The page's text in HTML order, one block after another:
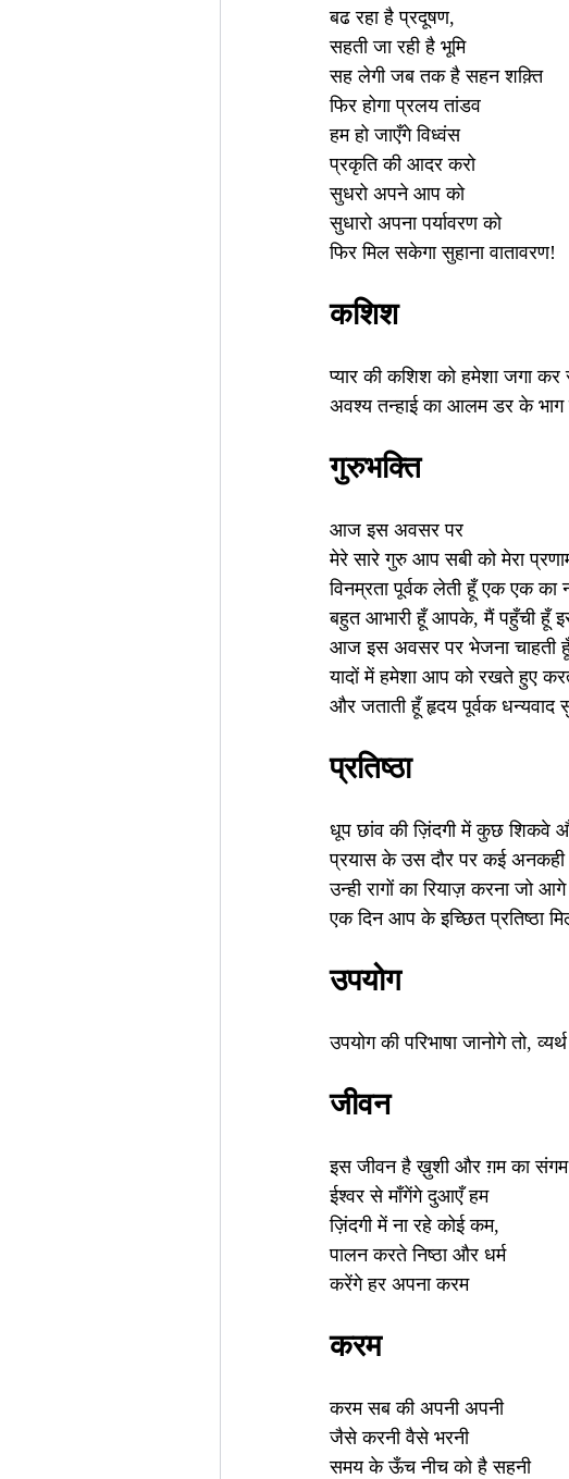
बढ रहा है प्रदूषण,
सहती जा रही है भूमि
सह लेगी जब तक है सहन शक़्ति
फिर होगा प्रलय तांडव
हम हो जाएँगे विध्वंस
प्रकृति की आदर करो
सुधरो अपने आप को
सुधारो अपना पर्यावरण को
फिर मिल सकेगा सुहाना वातावरण!
कशिश
प्यार की कशिश को हमेशा जगा कर
अवश्य तन्हाई का आलम डर के भाग
गुरुभक्ति
आज इस अवसर पर
मेरे सारे गुरु आप सबी को मेरा
विनम्रता पूर्वक लेती हूँ एक एक का
बहुत आभारी हूँ आपके, मैं पहुँची हूँ
आज इस अवसर पर भेजना चाहती
यादों में हमेशा आप को रखते हुए
और जताती हूँ हृदय पूर्वक धन्यवाद
प्रतिष्ठा
धूप छांव की ज़िंदगी में कुछ शिकवे
प्रयास के उस दौर पर कई
उन्ही रागों का रियाज़ करना जो
एक दिन आप के इच्छित प्रतिष्ठा
उपयोग
उपयोग की परिभाषा जानोगे तो,
जीवन
इस जीवन है ख़ुशी और ग़म का संगम
ईश्वर से माँगेंगे दुआएँ हम
ज़िंदगी में ना रहे कोई कम,
पालन करते निष्ठा और धर्म
करेंगे हर अपना करम
करम
करम सब की अपनी अपनी
जैसे करनी वैसे भरनी
समय के ऊँच नीच को है सहनी